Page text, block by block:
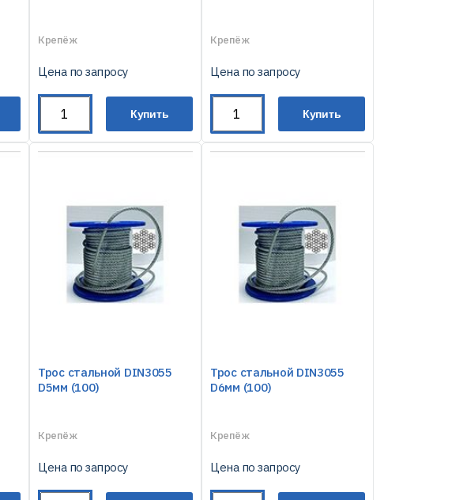
Крепёж
Цена по запросу
Купить
Крепёж
Цена по запросу
Купить
Трос стальной DIN3055
D5мм (100)
Крепёж
Цена по запросу
Трос стальной DIN3055
D6мм (100)
Крепёж
Цена по запросу